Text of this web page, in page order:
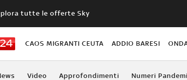
tutte le offerte Sky
CAOS MIGRANTI CEUTA ADDIO BARESI
Video Approfondimenti Numeri